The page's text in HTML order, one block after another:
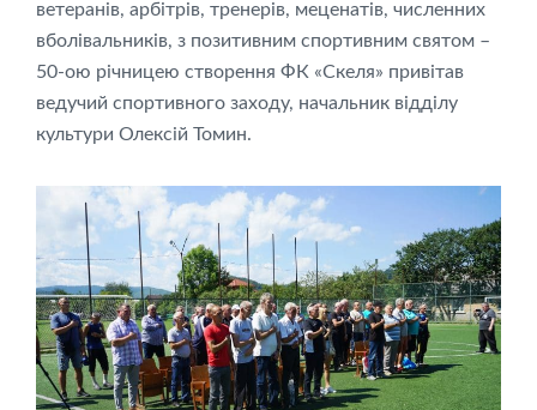
ветеранів, арбітрів, тренерів, меценатів, численних
вболівальників, з позитивним спортивним святом –
50-ою річницею створення ФК «Скеля» привітав
ведучий спортивного заходу, начальник відділу
культури Олексій Томин.